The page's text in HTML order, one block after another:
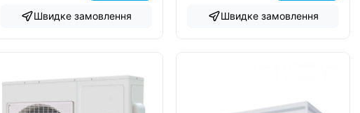
Швидке замовлення Швидке замовлення